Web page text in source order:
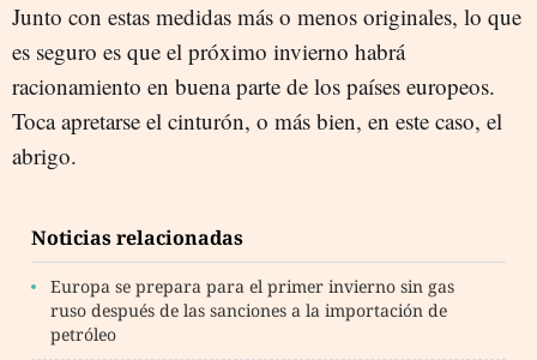
Junto con estas medidas más o menos originales, lo que
es seguro es que el próximo invierno habrá
racionamiento en buena parte de los países europeos.
Toca apretarse el cinturón, o más bien, en este caso, el
abrigo.
Noticias relacionadas
Europa se prepara para el primer invierno sin gas
ruso después de las sanciones a la importación de
petróleo